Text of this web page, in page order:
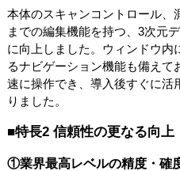
本体のスキャンコントロール、
までの編集機能を持つ、3次元
に向上しました。ウィンドウ内
るナビゲーション機能も備え
速に操作でき、導入後すぐに活
りました。
■特長2 信頼性の更なる向上
①業界最高レベルの精度・確